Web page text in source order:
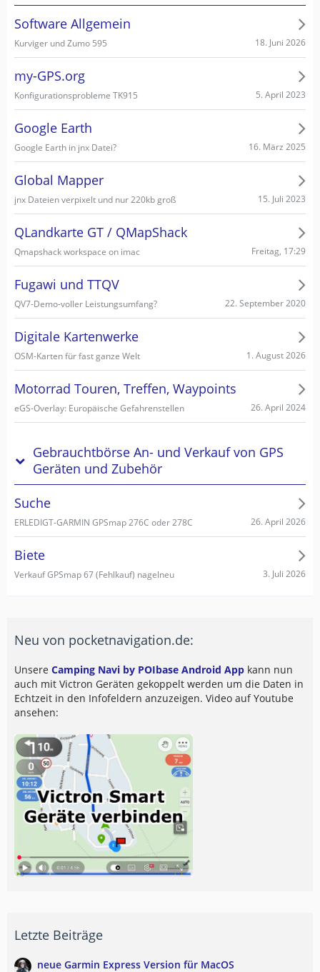
Software Allgemein
Kurviger und Zumo 595 18. Juni 2026
my-GPS.org
Konfigurationsprobleme TK915 5. April 2023
Google Earth
Google Earth in jnx Datei? 16. März 2025
Global Mapper
jnx Dateien verpixelt und nur 220kb groß 15. Juli 2023
QLandkarte GT / QMapShack
Qmapshack workspace on imac Freitag, 17:29
Fugawi und TTQV
QV7-Demo-voller Leistungsumfang? 22. September 2020
Digitale Kartenwerke
OSM-Karten für fast ganze Welt 1. August 2026
Motorrad Touren, Treffen, Waypoints
eGS-Overlay: Europäische Gefahrenstellen 26. April 2024
Gebrauchtbörse An- und Verkauf von GPS
Geräten und Zubehör
Suche
ERLEDIGT-GARMIN GPSmap 276C oder 278C 26. April 2026
Biete
Verkauf GPSmap 67 (Fehlkauf) nagelneu 3. Juli 2026
Neu von pocketnavigation.de:
Unsere Camping Navi by POIbase Android App kann nun
auch mit Victron Geräten gekoppelt werden um die Daten in
Echtzeit in den Infofeldern anzuzeigen. Video auf Youtube
ansehen:
Letzte Beiträge
neue Garmin Express Version für MacOS